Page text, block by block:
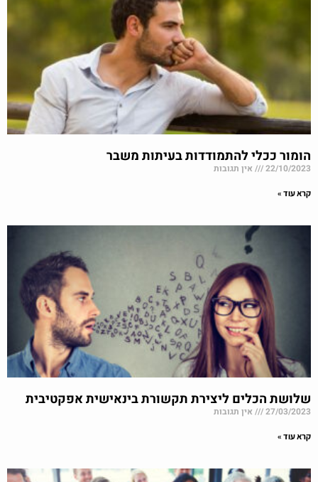
הומור ככלי להתמודדות בעיתות משבר
22/10/2023 אין תגובות
קרא עוד »
שלושת הכלים ליצירת תקשורת בינאישית אפקטיבית
27/03/2023 אין תגובות
קרא עוד »